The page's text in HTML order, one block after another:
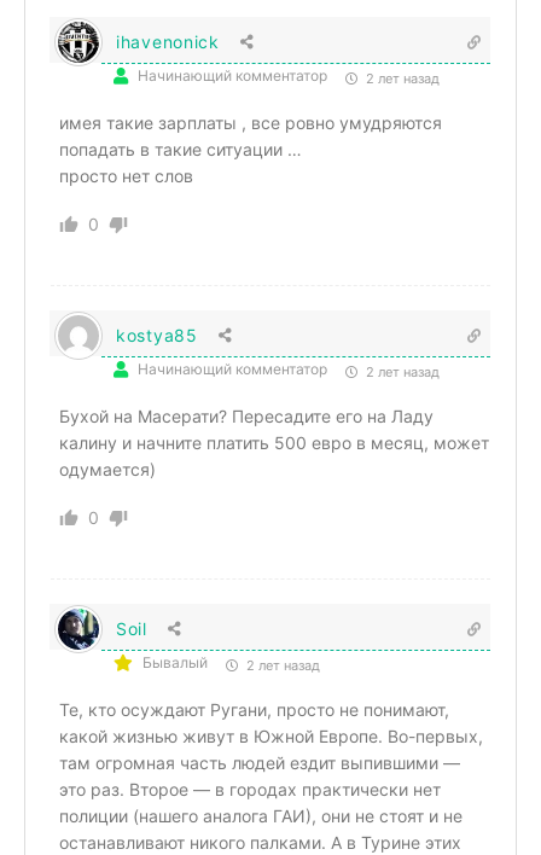
ihavenonick
Начинающий комментатор 2 лет назад
имея такие зарплаты , все ровно умудряются
попадать в такие ситуации …
просто нет слов
0
kostya85
Начинающий комментатор 2 лет назад
Бухой на Масерати? Пересадите его на Ладу
калину и начните платить 500 евро в месяц, может
одумается)
0
Soil
Бывалый 2 лет назад
Те, кто осуждают Ругани, просто не понимают,
какой жизнью живут в Южной Европе. Во-первых,
там огромная часть людей ездит выпившими —
это раз. Второе — в городах практически нет
полиции (нашего аналога ГАИ), они не стоят и не
останавливают никого палками. А в Турине этих